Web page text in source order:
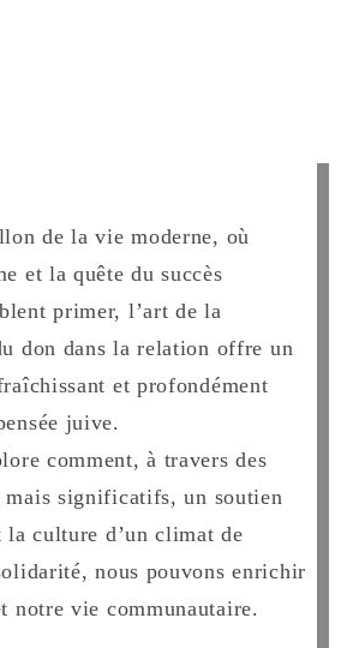
de la vie moderne, où
et la quête du succès
primer, l’art de la
don dans la relation offre un
et profondément
juive.
comment, à travers des
mais significatifs, un soutien
la culture d’un climat de
nous pouvons enrichir
notre vie communautaire.